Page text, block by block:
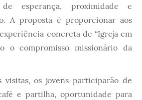
esperança, proximidade e
A proposta é proporcionar aos
concreta de “Igreja em
o compromisso missionário da
visitas, os jovens participarão de
e partilha, oportunidade para